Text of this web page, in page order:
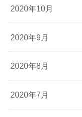
2020年10月
2020年9月
2020年8月
2020年7月